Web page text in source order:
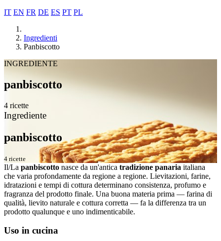
IT EN FR DE ES PT PL
Ingredienti
Panbiscotto
INGREDIENTE
panbiscotto
4 ricette
Ingrediente
panbiscotto
4 ricette
Il/La panbiscotto nasce da un'antica tradizione panaria italiana
che varia profondamente da regione a regione. Lievitazioni, farine,
idratazioni e tempi di cottura determinano consistenza, profumo e
fragranza del prodotto finale. Una buona materia prima — farina di
qualità, lievito naturale e cottura corretta — fa la differenza tra un
prodotto qualunque e uno indimenticabile.
Uso in cucina